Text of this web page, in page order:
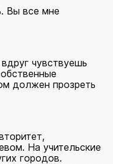
Вы все мне
чувствуешь
должен прозреть
На учительские
городов.